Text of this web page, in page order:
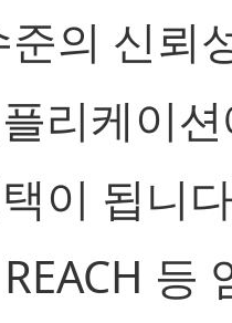
의 신뢰
리케이
이 됩니
등